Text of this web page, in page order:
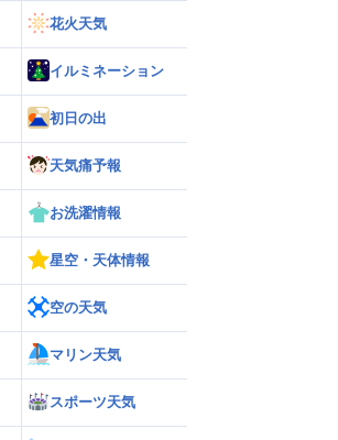
風13号 2026】大型で強い台風13号
縄・奄美に最接近 暴風や大雨警戒
花火天気
イルミネーション
初日の出
天気痛予報
お洗濯情報
星空・天体情報
空の天気
マリン天気
スポーツ天気